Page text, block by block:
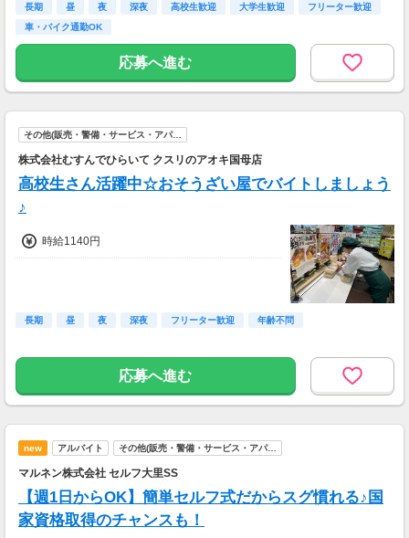
(2)研修期間：90日／時給1340円
(3)研修期間：90日／時給1360円※高校生時給1
360円
(4)研修期間：90日／時給1090円※高校生時給1
070円
(5)研修期間：90日／時給1070円※高校生時給1
070円
■交通費
その他
長期 昼 夜 深夜 高校生歓迎 大学生歓迎
フリーター歓迎
車・バイク通勤OK
応募へ進む
その他(販売・警備・サービス・アパ…
株式会社むすんでひらいて クスリのアオキ国母店
高校生さん活躍中☆おそうざい屋でバイトしましょう
♪
時給1140円
長期 昼 夜 深夜 フリーター歓迎 年齢不問
応募へ進む
new アルバイト その他(販売・警備・サービス・アパ…
マルネン株式会社 セルフ大里SS
【週1日からOK】簡単セルフ式だからスグ慣れる♪国
家資格取得のチャンスも！